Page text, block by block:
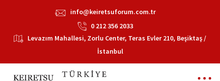
info@keiretsuforum.com.tr
0 212 356 2033
Levazım Mahallesi, Zorlu Center, Teras Evler 210, Beşiktaş /
İstanbul